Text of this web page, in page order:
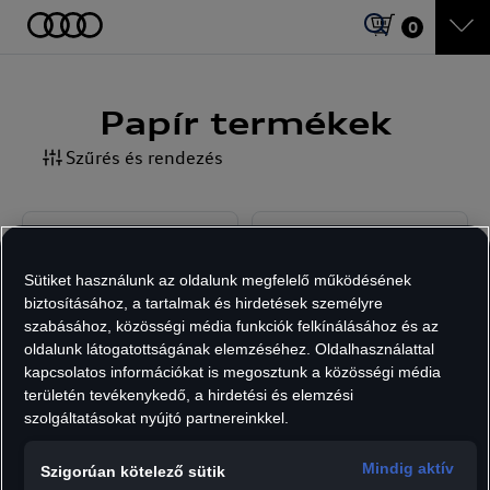
0
Papír termékek
Szűrés és rendezés
Audi Sport
golyóstoll, karbon
Audi golyóstoll,
fekete
Sütiket használunk az oldalunk megfelelő működésének
biztosításához, a tartalmak és hirdetések személyre
szabásához, közösségi média funkciók felkínálásához és az
oldalunk látogatottságának elemzéséhez. Oldalhasználattal
kapcsolatos információkat is megosztunk a közösségi média
területén tevékenykedő, a hirdetési és elemzési
szolgáltatásokat nyújtó partnereinkkel.
Szigorúan kötelező sütik Mindig aktív